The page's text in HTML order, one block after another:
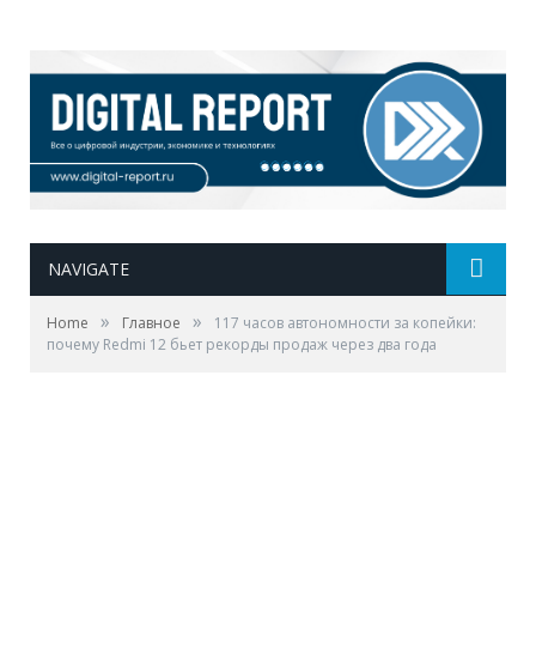
NAVIGATE
Home » Главное »
117 часов автономности за копейки:
почему Redmi 12 бьет рекорды продаж через два года